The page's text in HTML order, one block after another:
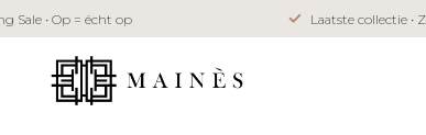
Sale • Op = écht op Laatste collectie •